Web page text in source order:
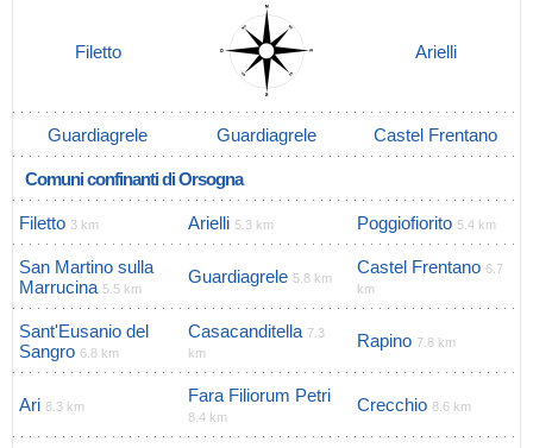
Filetto Arielli
Guardiagrele Guardiagrele Castel Frentano
Comuni confinanti di Orsogna
Filetto 3 km Arielli 5.3 km Poggiofiorito 5.4 km
San Martino sulla
Marrucina 5.5 km
Guardiagrele 5.8 km
Castel Frentano 6.7
km
Sant'Eusanio del
Sangro 6.8 km
Casacanditella 7.3
km
Rapino 7.8 km
Ari 8.3 km
Fara Filiorum Petri
8.4 km
Crecchio 8.6 km